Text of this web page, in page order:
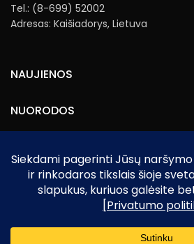
Tel.: (8-699) 52002
Adresas: Kaišiadorys, Lietuva
NAUJIENOS
NUORODOS
Heatmonter.lt